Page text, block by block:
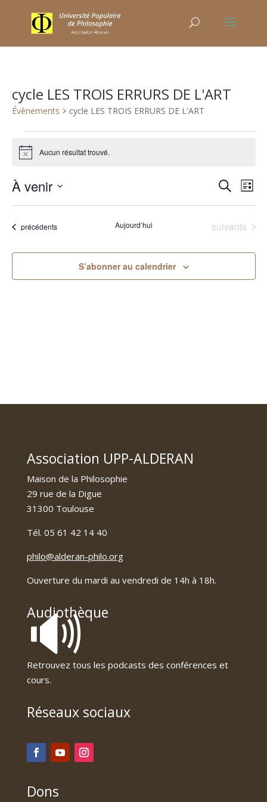
cycle LES TROIS ERRURS DE L'ART
Évènements cycle LES TROIS ERRURS DE L'ART
Évènements
Notice Aucun résultat trouvé.
et
de
Recherche
de
Liste
À venir
Sélectionnez
date.
Évènements
précédents Aujourd’hui Évènements
suivants
S’abonner au calendrier
Association UPP-ALDERAN
Maison de la Philosophie
29 rue de la Digue
31300 Toulouse
Tél. 05 61 42 14 40
philo@alderan-philo.org
Ouverture du mardi au vendredi de 14h à 18h.
Audiothèque
🔊
Retrouvez tous les podcasts des conférences et
cours.
Réseaux sociaux
Dons